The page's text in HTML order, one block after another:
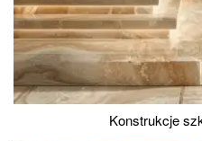
Konstrukcje